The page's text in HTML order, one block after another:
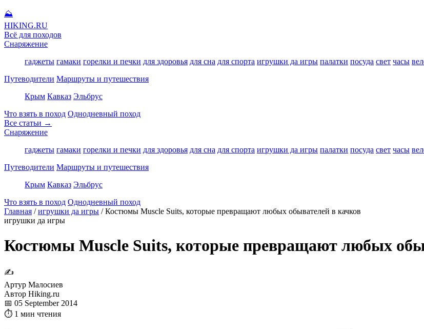
⛰
HIKING.RU
Всё для походов
Снаряжение
гаджеты гамаки горелки и печки для здоровья для сна для спорта игрушки да игры палатки посуда свет часы
Путеводители Маршруты и путешествия
Крым Кавказ Эльбрус
Что взять в поход Однодневный поход
Все статьи →
Снаряжение
гаджеты гамаки горелки и печки для здоровья для сна для спорта игрушки да игры палатки посуда свет часы
Путеводители Маршруты и путешествия
Крым Кавказ Эльбрус
Что взять в поход Однодневный поход
Главная / игрушки да игры / Костюмы Muscle Suits, которые превращают любых обывателей в качков
игрушки да игры
Костюмы Muscle Suits, которые превращают любых
✍
Артур Малосиев
Автор Hiking.ru
📅 05 September 2014
⏱ 1 мин чтения